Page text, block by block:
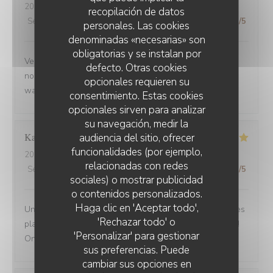
recopilación de datos
personales. Las cookies
denominadas «necesarias» son
obligatorias y se instalan por
defecto. Otras cookies
opcionales requieren su
consentimiento. Estas cookies
opcionales sirven para analizar
su navegación, medir la
audiencia del sitio, ofrecer
funcionalidades (por ejemplo,
relacionadas con redes
sociales) o mostrar publicidad
o contenidos personalizados.
Haga clic en 'Aceptar todo',
'Rechazar todo' o
'Personalizar' para gestionar
sus preferencias. Puede
cambiar sus opciones en
2025-09-02
- 12:30 - Invitados 3
Servicio
Ambiente: 5 /5 Menú: 5/5 Calidad / Precio /5
Venue avec des amis de Belfort.super bien accueillis,
nous avons beaucoup apprécié la carbonade et le
waterzoi de poissons Nous reviendrons
Karine
2025-08-30
- 21:15 - Invitados 4
Servicio
Ambiente: 5/5 Menú:5 /5 Calidad / Precio /5
Une adresse a absolument découvrir ! Une ambiance,des
plats tous délicieux,un personnel attentionné et réactif !!
On reviendra....